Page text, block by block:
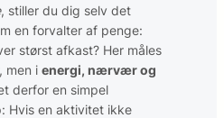
, stiller du dig selv det
en forvalter af penge:
størst afkast? Her måles
men i energi, nærvær og
derfor en simpel
Hvis en aktivitet ikke